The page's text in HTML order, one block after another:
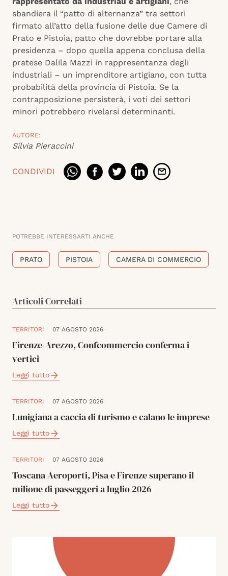
sbandiera il “patto di alternanza” tra settori
firmato all’atto della fusione delle due Camere di
Prato e Pistoia, patto che dovrebbe portare alla
presidenza – dopo quella appena conclusa della
pratese Dalila Mazzi in rappresentanza degli
industriali – un imprenditore artigiano, con tutta
probabilità della provincia di Pistoia. Se la
contrapposizione persisterà, i voti dei settori
minori potrebbero rivelarsi determinanti.
AUTORE:
Silvia Pieraccini
CONDIVIDI
POTREBBE INTERESSARTI ANCHE
PRATO PISTOIA CAMERA DI COMMERCIO
Articoli Correlati
TERRITORI 07 AGOSTO 2026
Firenze-Arezzo, Confcommercio conferma i
vertici
Leggi tutto
TERRITORI 07 AGOSTO 2026
Lunigiana a caccia di turismo e calano le imprese
Leggi tutto
TERRITORI 07 AGOSTO 2026
Toscana Aeroporti, Pisa e Firenze superano il
milione di passeggeri a luglio 2026
Leggi tutto